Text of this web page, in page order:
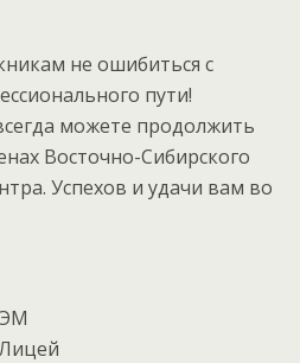
не ошибиться с
пути!
можете продолжить
Восточно-Сибирского
Успехов и удачи вам во